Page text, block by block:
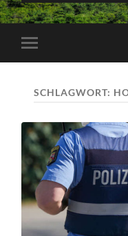
Mobile-
Menü
SCHLAGWORT: